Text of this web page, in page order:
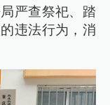
严查祭祀、踏
违法行为，消